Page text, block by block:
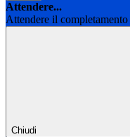
Attendere...
Attendere il
Chiudi